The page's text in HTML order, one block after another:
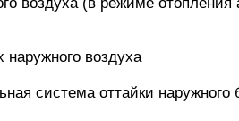
наружного воздуха
система оттайки наружного